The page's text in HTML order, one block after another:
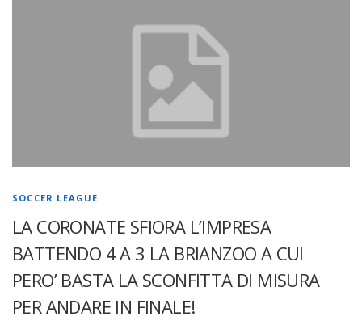
SOCCER LEAGUE
LA CORONATE SFIORA L’IMPRESA
BATTENDO 4 A 3 LA BRIANZOO A CUI
PERO’ BASTA LA SCONFITTA DI MISURA
PER ANDARE IN FINALE!